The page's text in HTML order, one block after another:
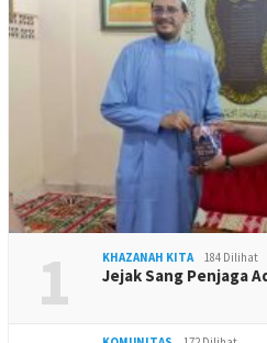
1 KHAZANAH KITA 184 Dilihat
Jejak Sang Penjaga